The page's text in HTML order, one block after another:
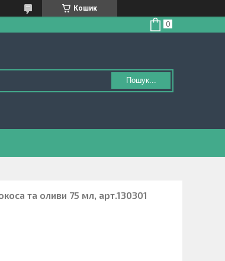
Кошик
Пошук...
та оливи 75 мл, арт.130301